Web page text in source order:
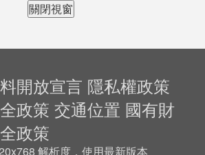
關閉視窗
開放宣言 隱私權政策
政策 交通位置 國有財
政策
解析度，使用最新版本